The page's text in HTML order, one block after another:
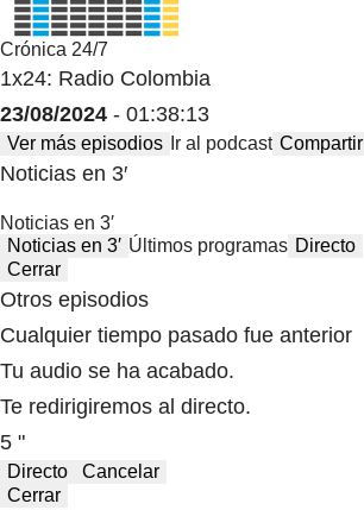
Crónica 24/7
1x24: Radio Colombia
23/08/2024 - 01:38:13
Ver más episodios Ir al podcast Compartir
Noticias en 3′
Noticias en 3′
Noticias en 3′ Últimos programas Directo
Cerrar
Otros episodios
Cualquier tiempo pasado fue anterior
Tu audio se ha acabado.
Te redirigiremos al directo.
5 "
Directo
Cancelar
Cerrar